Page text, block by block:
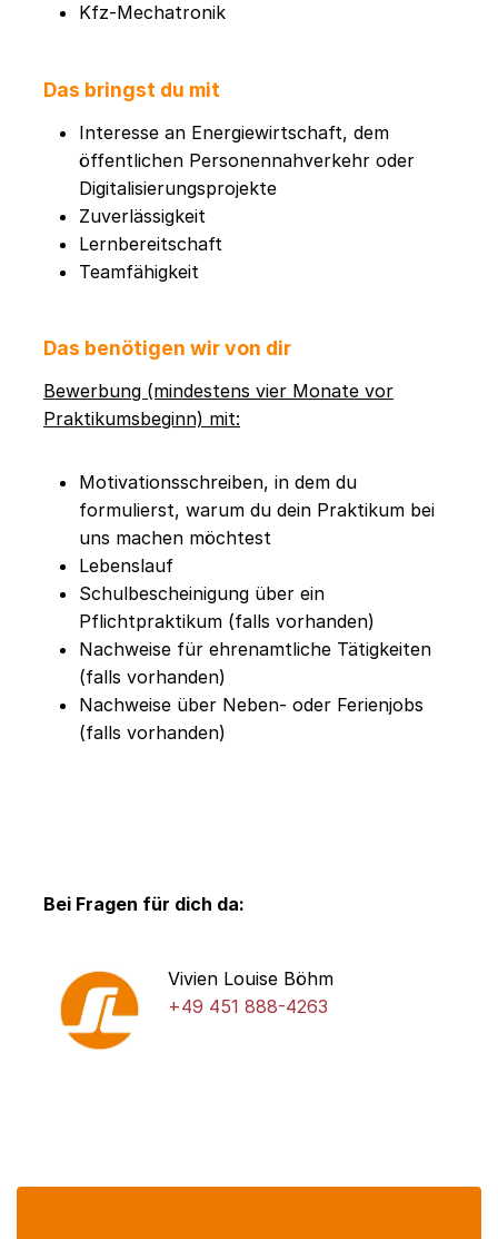
Kfz-Mechatronik
Das bringst du mit
Interesse an Energiewirtschaft, dem
öffentlichen Personennahverkehr oder
Digitalisierungsprojekte
Zuverlässigkeit
Lernbereitschaft
Teamfähigkeit
Das benötigen wir von dir
Bewerbung (mindestens vier Monate vor
Praktikumsbeginn) mit:
Motivationsschreiben, in dem du
formulierst, warum du dein Praktikum bei
uns machen möchtest
Lebenslauf
Schulbescheinigung über ein
Pflichtpraktikum (falls vorhanden)
Nachweise für ehrenamtliche Tätigkeiten
(falls vorhanden)
Nachweise über Neben- oder Ferienjobs
(falls vorhanden)
Bei Fragen für dich da:
Vivien Louise Böhm
+49 451 888-4263